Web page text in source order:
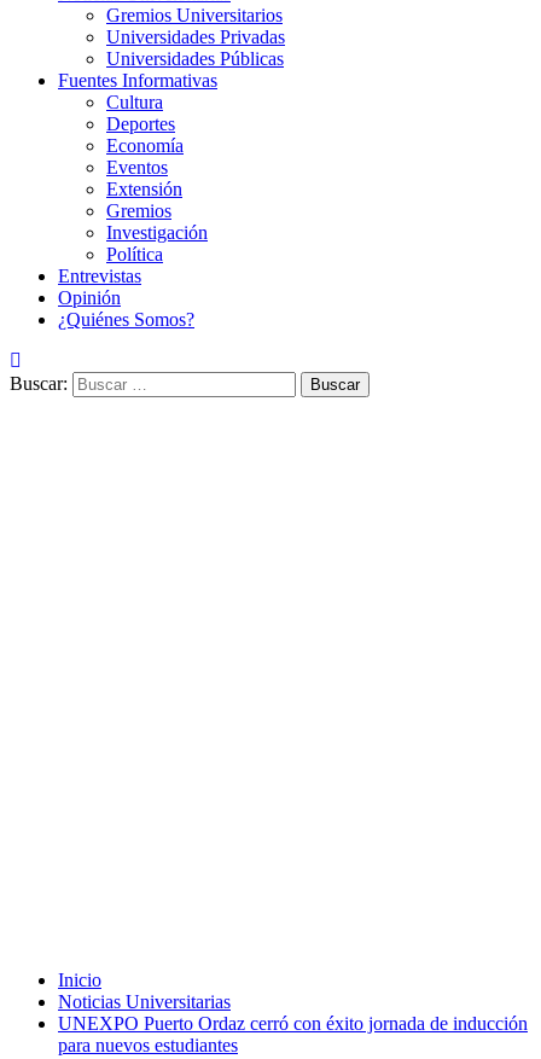
Gremios Universitarios
Universidades Privadas
Universidades Públicas
Fuentes Informativas
Cultura
Deportes
Economía
Eventos
Extensión
Gremios
Investigación
Política
Entrevistas
Opinión
¿Quiénes Somos?
Buscar:
Inicio
Noticias Universitarias
UNEXPO Puerto Ordaz cerró con éxito jornada de inducción
para nuevos estudiantes